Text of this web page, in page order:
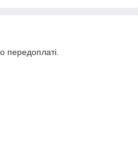
передоплаті.